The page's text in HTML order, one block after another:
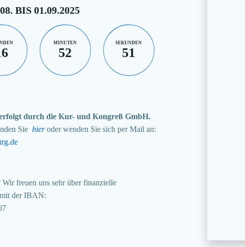
BIS 01.09.2025
MINUTEN
52
SEKUNDEN
50
durch die Kur- und Kongreß GmbH.
Sie hieroder wenden Sie sich per Mail an:
Wir freuen uns sehr über finanzielle
der IBAN: